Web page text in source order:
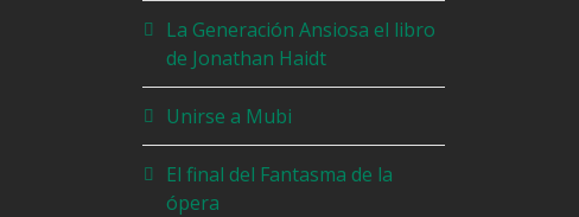
La Generación Ansiosa el libro
de Jonathan Haidt
Unirse a Mubi
El final del Fantasma de la
ópera